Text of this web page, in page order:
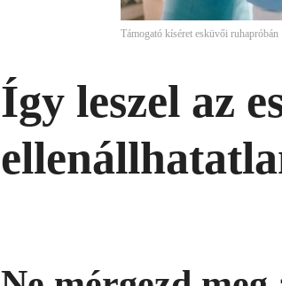
Támogató kíséret esküvői ruhapróbán
Így leszel az